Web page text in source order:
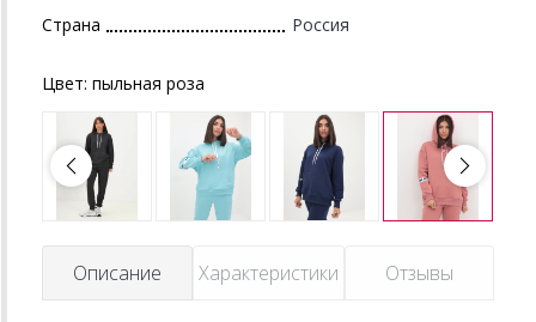
Страна Россия
Цвет: пыльная роза
Описание Характеристики Отзывы